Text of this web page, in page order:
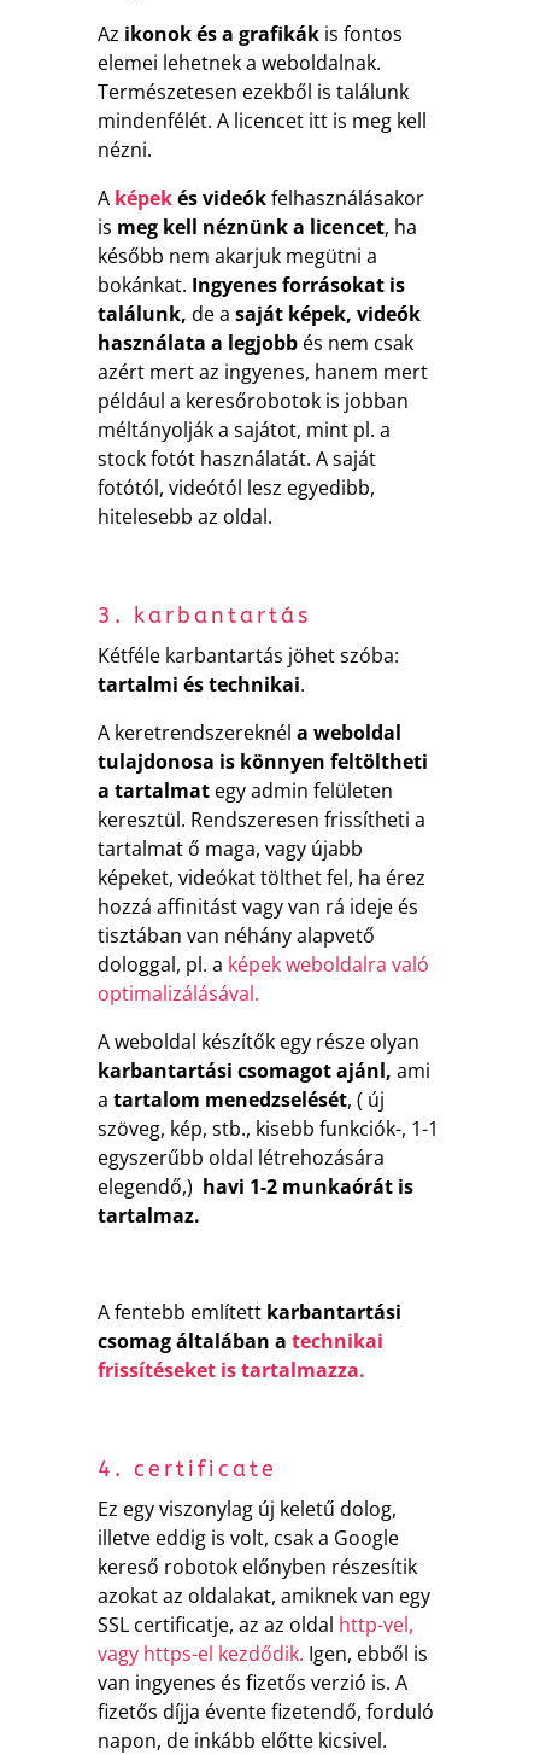
Az ikonok és a grafikákis fontos
elemei lehetnek a weboldalnak.
Természetesen ezekből is találunk
mindenfélét. A licencet itt is meg kell
nézni.
A képekés videókfelhasználásakor
is meg kell néznünk a licencet, ha
később nem akarjuk megütni a
bokánkat. Ingyenes forrásokat is
találunk, de a saját képek, videók
használata a legjobbés nem csak
azért mert az ingyenes, hanem mert
például a keresőrobotok is jobban
méltányolják a sajátot, mint pl. a
stock fotót használatát. A saját
fotótól, videótól lesz egyedibb,
hitelesebb az oldal.
3. karbantartás
Kétféle karbantartás jöhet szóba:
tartalmi és technikai.
A keretrendszereknél a weboldal
tulajdonosa is könnyen feltöltheti
a tartalmategy admin felületen
keresztül. Rendszeresen frissítheti a
tartalmat ő maga, vagy újabb
képeket, videókat tölthet fel, ha érez
hozzá affinitást vagy van rá ideje és
tisztában van néhány alapvető
dologgal, pl. a képek weboldalra való
optimalizálásával.
A weboldal készítők egy része olyan
karbantartási csomagot ajánl, ami
a tartalom menedzselését, ( új
szöveg, kép, stb., kisebb funkciók-, 1-1
egyszerűbb oldal létrehozására
elegendő,) havi 1-2 munkaórát is
tartalmaz.
A fentebb említett karbantartási
csomag általában a technikai
frissítéseket is tartalmazza.
4. certificate
Ez egy viszonylag új keletű dolog,
illetve eddig is volt, csak a Google
kereső robotok előnyben részesítik
azokat az oldalakat, amiknek van egy
SSL certificatje, az az oldal http-vel,
vagy https-el kezdődik. Igen, ebből is
van ingyenes és fizetős verzió is. A
fizetős díjja évente fizetendő, forduló
napon, de inkább előtte kicsivel.